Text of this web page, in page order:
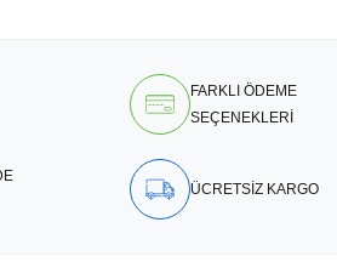
FARKLI ÖDEME
SEÇENEKLERİ
ÜCRETSİZ KARGO